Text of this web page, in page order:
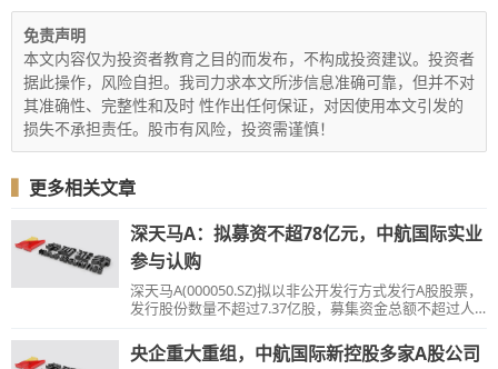
免责声明
本文内容仅为投资者教育之目的而发布，不构成投资建议。投资者
据此操作，风险自担。我司力求本文所涉信息准确可靠，但并不对
其准确性、完整性和及时 性作出任何保证，对因使用本文引发的
损失不承担责任。股市有风险，投资需谨慎！
▍ 更多相关文章
深天马A：拟募资不超78亿元，中航国际实业
参与认购
深天马A(000050.SZ)拟以非公开发行方式发行A股股票，
发行股份数量不超过7.37亿股，募集资金总额不超过人
央企重大重组，中航国际新控股多家A股公司